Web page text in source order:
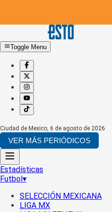
Toggle Menu
Ciudad de Mexico, 6 de agosto de 2026
VER MÁS PERIÓDICOS
Estadísticas
Futbol▾
SELECCIÓN MEXICANA
LIGA MX